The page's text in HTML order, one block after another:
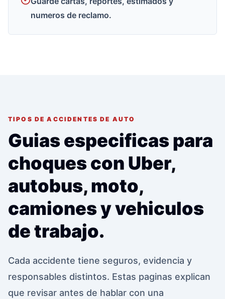
numeros de reclamo.
TIPOS DE ACCIDENTES DE AUTO
Guias especificas para
choques con Uber,
autobus, moto,
camiones y vehiculos
de trabajo.
Cada accidente tiene seguros, evidencia y
responsables distintos. Estas paginas explican
que revisar antes de hablar con una